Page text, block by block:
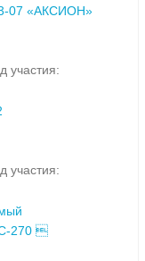
07 «АКСИОН»
участия:
участия:
270 